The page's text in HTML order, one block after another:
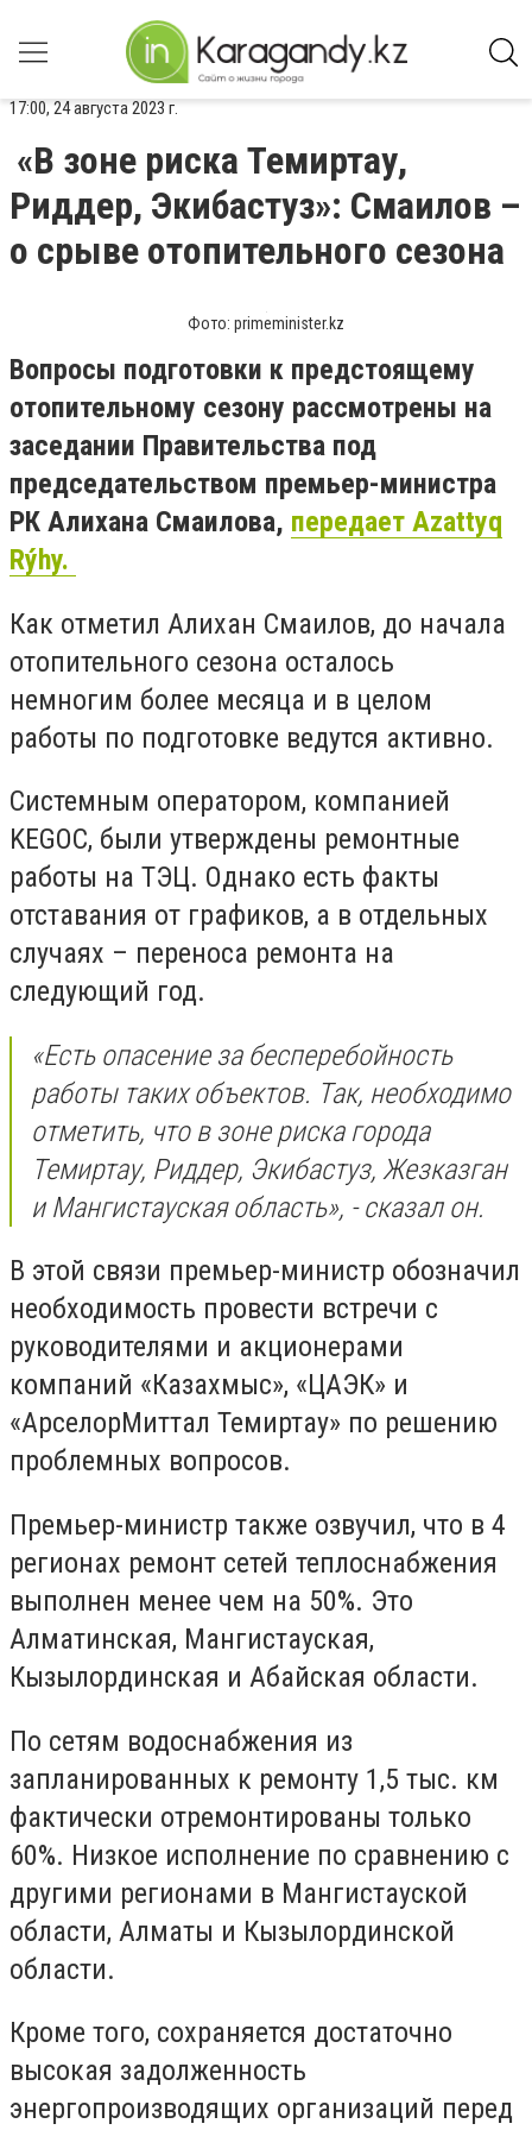
17:00, 24 августа 2023 г.
«В зоне риска Темиртау,
Риддер, Экибастуз»: Смаилов –
о срыве отопительного сезона
Фото: primeminister.kz
Вопросы подготовки к предстоящему
отопительному сезону рассмотрены на
заседании Правительства под
председательством премьер-министра
РК Алихана Смаилова, передает Azattyq
Rýhy.
Как отметил Алихан Смаилов, до начала
отопительного сезона осталось
немногим более месяца и в целом
работы по подготовке ведутся активно.
Системным оператором, компанией
KEGOC, были утверждены ремонтные
работы на ТЭЦ. Однако есть факты
отставания от графиков, а в отдельных
случаях – переноса ремонта на
следующий год.
«Есть опасение за бесперебойность
работы таких объектов. Так, необходимо
отметить, что в зоне риска города
Темиртау, Риддер, Экибастуз, Жезказган
и Мангистауская область», - сказал он.
В этой связи премьер-министр обозначил
необходимость провести встречи с
руководителями и акционерами
компаний «Казахмыс», «ЦАЭК» и
«АрселорМиттал Темиртау» по решению
проблемных вопросов.
Премьер-министр также озвучил, что в 4
регионах ремонт сетей теплоснабжения
выполнен менее чем на 50%. Это
Алматинская, Мангистауская,
Кызылординская и Абайская области.
По сетям водоснабжения из
запланированных к ремонту 1,5 тыс. км
фактически отремонтированы только
60%. Низкое исполнение по сравнению с
другими регионами в Мангистауской
области, Алматы и Кызылординской
области.
Кроме того, сохраняется достаточно
высокая задолженность
энергопроизводящих организаций перед